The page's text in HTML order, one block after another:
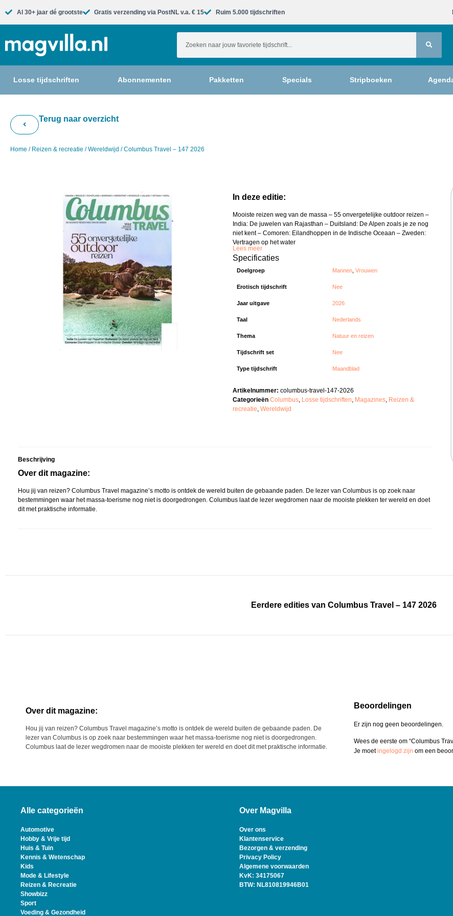
Al 30+ jaar dé grootste​ Gratis verzending via PostNL v.a. € 15 Ruim 5.000 tijdschriften​
Losse tijdschriften Abonnementen Pakketten Specials Stripboeken
Terug naar overzicht
Home / Reizen & recreatie /Wereldwijd / Columbus Travel – 147 2026
In deze editie:
Mooiste reizen weg van de massa – 55 onvergetelijke outdoor reizen –
India: De juwelen van Rajasthan – Duitsland: De Alpen zoals je ze nog
niet kent – Comoren: Eilandhoppen in de Indische Oceaan – Zweden:
Vertragen op het water
Lees meer
Specificaties
Doelgroep Mannen ,Vrouwen
Erotisch tijdschrift Nee
Jaar uitgave 2026
Taal Nederlands
Thema Natuur en reizen
Tijdschrift set Nee
Type tijdschrift Maandblad
Artikelnummer:columbus-travel-147-2026
Categorieën Columbus, Losse tijdschriften, Magazines, Reizen &
recreatie,Wereldwijd
Beschrijving
Over dit magazine:
Hou jij van reizen? Columbus Travel magazine’s motto is ontdek de wereld buiten de gebaande paden. De lezer van Columbus is op zoek naar
bestemmingen waar het massa-toerisme nog niet is doorgedrongen. Columbus laat de lezer wegdromen naar de mooiste plekken ter wereld en doet
dit met praktische informatie.
Eerdere edities van Columbus Travel – 147 2026
Over dit magazine:
Hou jij van reizen? Columbus Travel magazine’s motto is ontdek de wereld buiten de gebaande paden. De
lezer van Columbus is op zoek naar bestemmingen waar het massa-toerisme nog niet is doorgedrongen.
Columbus laat de lezer wegdromen naar de mooiste plekken ter wereld en doet dit met praktische informatie.
Beoordelingen
Er zijn nog geen beoordelingen.
Wees de eerste om “Columbus
Je moetingelogd zijn om een
Alle categorieën
Automotive
Hobby & Vrije tijd
Huis & Tuin
Kennis & Wetenschap
Kids
Mode & Lifestyle
Reizen & Recreatie
Showbizz
Sport
Voeding & Gezondheid
Over Magvilla
Over ons
Klantenservice
Bezorgen & verzending
Privacy Policy
Algemene voorwaarden
KvK: 34175067
BTW: NL810819946B01